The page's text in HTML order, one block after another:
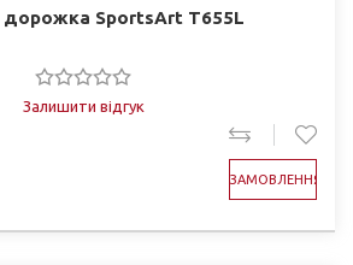
дорожка SportsArt T655L
Залишити відгук
ЗАМОВЛЕННЯ